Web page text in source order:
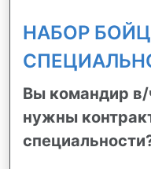
НАБОР
Вы командир
нужны